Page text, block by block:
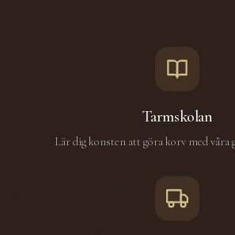
Tarmskolan
Lär dig konsten att göra korv med våra